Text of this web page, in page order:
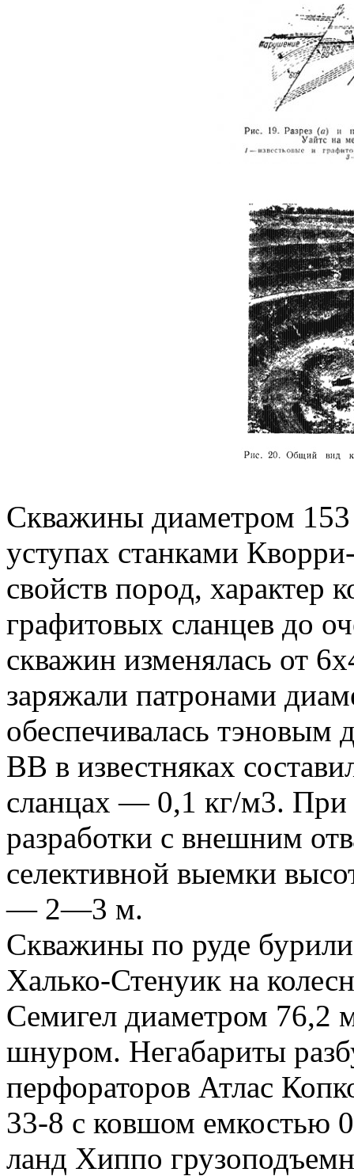
Скважины диаметром
уступах станками
свойств пород, характер
графитовых сланцев до
скважин изменялась от
заряжали патронами
обеспечивалась
ВВ в известняках
сланцах — 0,1 кг/м3. При
разработки с внешним
селективной выемки
— 2—3 м.
Скважины по руде
Халько-Стенуик на
Семигел диаметром
шнуром. Негабариты
перфораторов Атлас
33-8 с ковшом емкостью
ланд Хиппо